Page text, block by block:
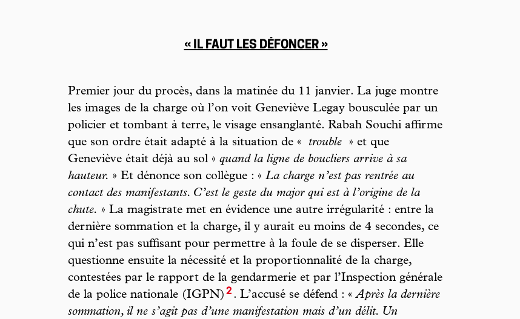
« IL FAUT LES DÉFONCER »
Premier jour du procès, dans la matinée du 11 janvier. La juge montre
les images de la charge où l’on voit Geneviève Legay bousculée par un
policier et tombant à terre, le visage ensanglanté. Rabah Souchi affirme
que son ordre était adapté à la situation de «
trouble » et que
Geneviève était déjà au sol « quand la ligne de boucliers arrive à sa
hauteur. » Et dénonce son collègue : « La charge n’est pas rentrée au
contact des manifestants. C’est le geste du major qui est à l’origine de la
chute. » La magistrate met en évidence une autre irrégularité : entre la
dernière sommation et la charge, il y aurait eu moins de 4 secondes, ce
qui n’est pas suffisant pour permettre à la foule de se disperser. Elle
questionne ensuite la nécessité et la proportionnalité de la charge,
contestées par le rapport de la gendarmerie et par l’Inspection générale
de la police nationale (IGPN) 2 . L’accusé se défend : «Après la dernière
sommation, il ne s’agit pas d’une manifestation mais d’un délit. Un